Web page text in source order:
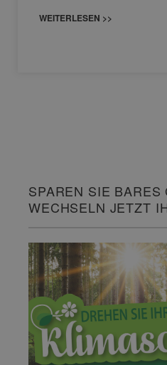
WEITERLESEN >>
SPAREN SIE BARES
WECHSELN JETZT